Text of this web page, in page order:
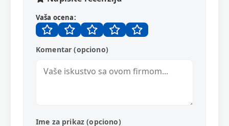
Vaša ocena:
Komentar (opciono)
Ime za prikaz (opciono)